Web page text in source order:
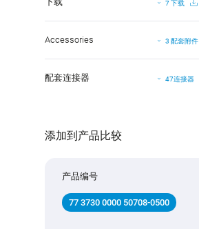
7 下载
Accessories 3 配套附件
配套连接器 47连接器
添加到产品比较
产品编号
77 3730 0000 50708-0500